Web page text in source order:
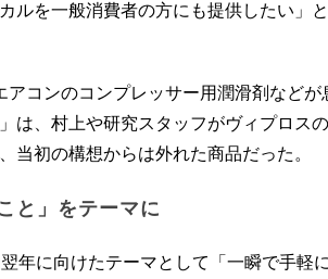
ルを一般消費者の方にも提供したい」
コンのコンプレッサー用潤滑剤などが
は、村上や研究スタッフがヴィプロス
当初の構想からは外れた商品だった。
と」をテーマに
年に向けたテーマとして「一瞬で手軽